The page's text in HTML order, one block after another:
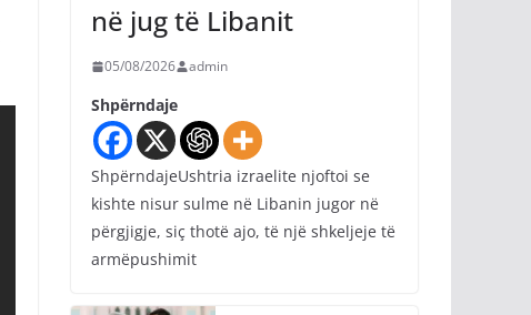
në jug të Libanit
05/08/2026 admin
Shpërndaje
ShpërndajeUshtria izraelite njoftoi se
kishte nisur sulme në Libanin jugor në
përgjigje, siç thotë ajo, të një shkeljeje të
armëpushimit